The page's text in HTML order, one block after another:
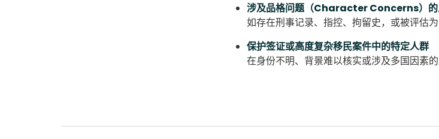
涉及品格问题（Character Concerns）的
如存在刑事记录、指控、拘留史，或被评估
保护签证或高度复杂移民案件中的特定人群
在身份不明、背景难以核实或涉及多国因素